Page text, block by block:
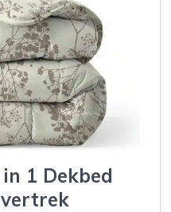
1 Dekbed